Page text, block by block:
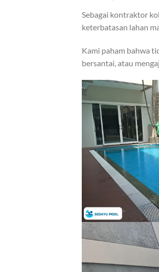
Sebagai kontraktor
keterbatasan lahan
Kami paham bahwa
bersantai, atau